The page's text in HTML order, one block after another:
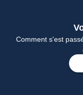
Comment s'est